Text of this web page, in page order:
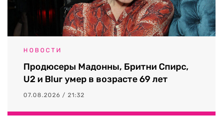
НОВОСТИ
Продюсеры Мадонны, Бритни Спирс,
U2 и Blur умер в возрасте 69 лет
07.08.2026 / 21:32